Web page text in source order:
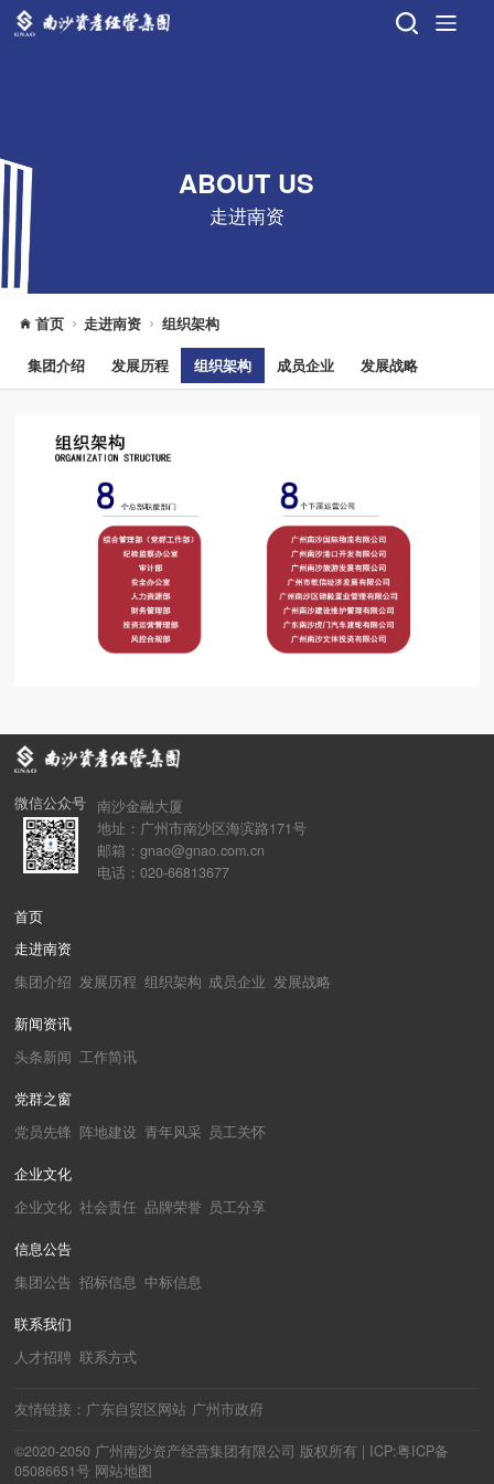
ABOUT US
走进南资
首页 走进南资 组织架构
集团介绍 发展历程 组织架构 成员企业 发展战略
微信公众号 南沙金融大厦
地址：广州市南沙区海滨路171号
邮箱：gnao@gnao.com.cn
电话：020-66813677
首页
走进南资
集团介绍 发展历程 组织架构 成员企业 发展战略
新闻资讯
头条新闻 工作简讯
党群之窗
党员先锋 阵地建设 青年风采 员工关怀
企业文化
企业文化 社会责任 品牌荣誉 员工分享
信息公告
集团公告 招标信息 中标信息
联系我们
人才招聘 联系方式
友情链接： 广东自贸区网站 广州市政府
©2020-2050 广州南沙资产经营集团有限公司 版权所有 | ICP:粤ICP备
05086651号 网站地图